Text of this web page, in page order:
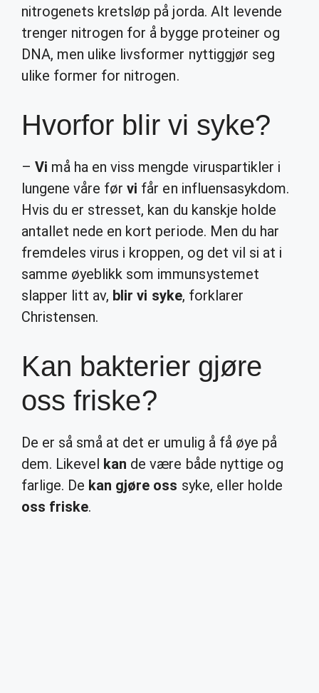
nitrogenets kretsløp på jorda. Alt levende
trenger nitrogen for å bygge proteiner og
DNA, men ulike livsformer nyttiggjør seg
ulike former for nitrogen.
Hvorfor blir vi syke?
–Vi må ha en viss mengde viruspartikler i
lungene våre førvi får en influensasykdom.
Hvis du er stresset, kan du kanskje holde
antallet nede en kort periode. Men du har
fremdeles virus i kroppen, og det vil si at i
samme øyeblikk som immunsystemet
slapper litt av, blir vi syke, forklarer
Christensen.
Kan bakterier gjøre
oss friske?
De er så små at det er umulig å få øye på
dem. Likevel kan de være både nyttige og
farlige. De kan gjøre oss syke, eller holde
oss friske.